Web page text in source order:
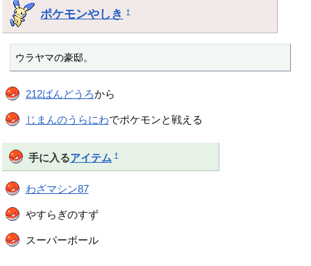
ポケモンやしき †
ウラヤマの豪邸。
212ばんどうろから
じまんのうらにわでポケモンと戦える
手に入るアイテム †
わざマシン87
やすらぎのすず
スーパーボール